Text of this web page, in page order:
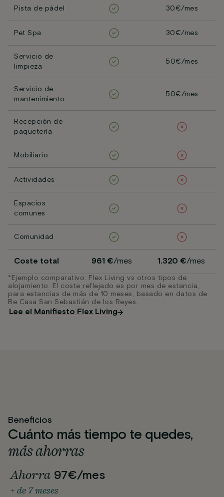
Pista de pádel 30€/mes
Pet Spa 30€/mes
Servicio de
limpieza
50€/mes
Servicio de
mantenimiento
50€/mes
Recepción de
paquetería
Mobiliario
Actividades
Espacios
comunes
Comunidad
Coste total 961 €/mes 1.320 €/mes
*Ejemplo comparativo: Flex Living vs otros tipos de
alojamiento. El coste reflejado es por mes de estancia,
para estancias de más de 10 meses, basado en datos de
Be Casa San Sebastián de los Reyes.
Lee el Manifiesto Flex Living
Beneficios
Cuánto más tiempo te quedes,
más ahorras
Ahorra 97€/mes
+ de 7 meses